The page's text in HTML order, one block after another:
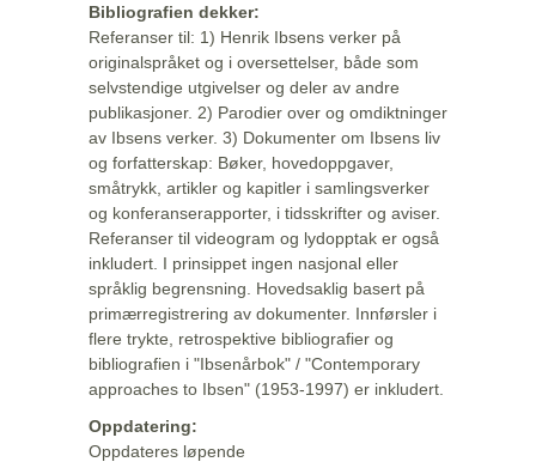
Bibliografien dekker:
Referanser til: 1) Henrik Ibsens verker på
originalspråket og i oversettelser, både som
selvstendige utgivelser og deler av andre
publikasjoner. 2) Parodier over og omdiktninger
av Ibsens verker. 3) Dokumenter om Ibsens liv
og forfatterskap: Bøker, hovedoppgaver,
småtrykk, artikler og kapitler i samlingsverker
og konferanserapporter, i tidsskrifter og aviser.
Referanser til videogram og lydopptak er også
inkludert. I prinsippet ingen nasjonal eller
språklig begrensning. Hovedsaklig basert på
primærregistrering av dokumenter. Innførsler i
flere trykte, retrospektive bibliografier og
bibliografien i "Ibsenårbok" / "Contemporary
approaches to Ibsen" (1953-1997) er inkludert.
Oppdatering:
Oppdateres løpende